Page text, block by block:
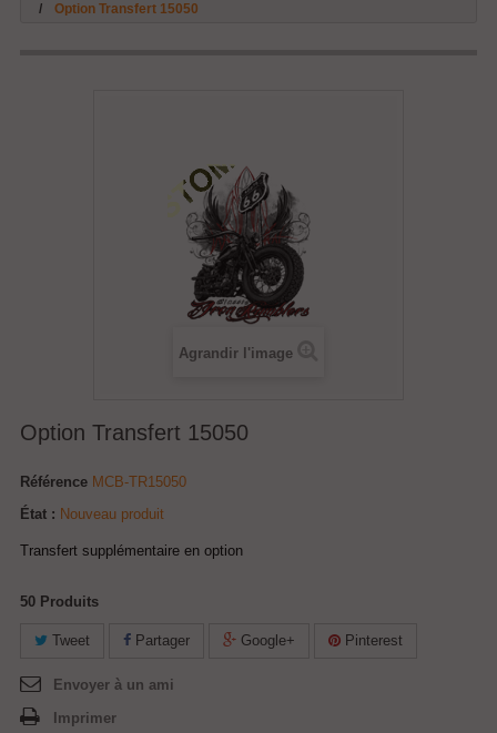
Option Transfert 15050
Agrandir l'image
Option Transfert 15050
Référence MCB-TR15050
État : Nouveau produit
Transfert supplémentaire en option
50 Produits
Tweet Partager Google+ Pinterest
Envoyer à un ami
Imprimer